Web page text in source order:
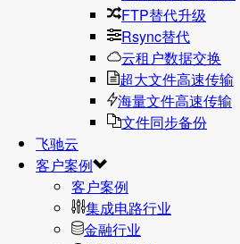
FTP替代升级
Rsync替代
云租户数据交换
超大文件高速传输
海量文件高速传输
文件同步备份
飞驰云
客户案例
客户案例
集成电路行业
金融行业